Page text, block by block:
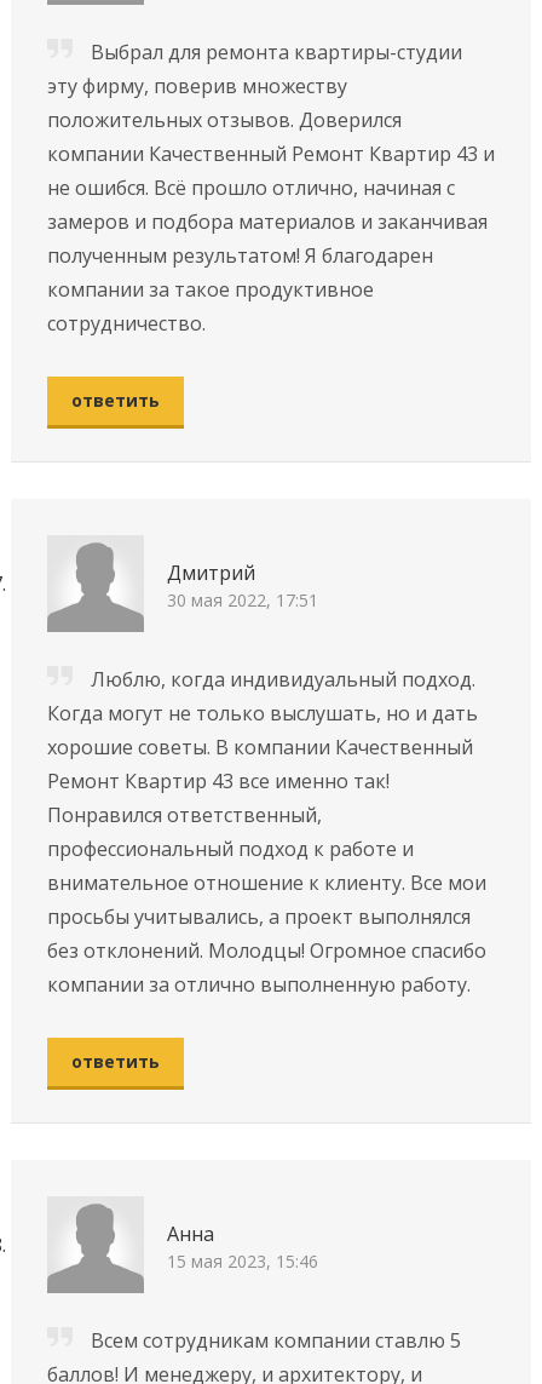
Выбрал для ремонта квартиры-студии
эту фирму, поверив множеству
положительных отзывов. Доверился
компании Качественный Ремонт Квартир 43 и
не ошибся. Всё прошло отлично, начиная с
замеров и подбора материалов и заканчивая
полученным результатом! Я благодарен
компании за такое продуктивное
сотрудничество.
ответить
Дмитрий
30 мая 2022, 17:51
Люблю, когда индивидуальный подход.
Когда могут не только выслушать, но и дать
хорошие советы. В компании Качественный
Ремонт Квартир 43 все именно так!
Понравился ответственный,
профессиональный подход к работе и
внимательное отношение к клиенту. Все мои
просьбы учитывались, а проект выполнялся
без отклонений. Молодцы! Огромное спасибо
компании за отлично выполненную работу.
ответить
Анна
15 мая 2023, 15:46
Всем сотрудникам компании ставлю 5
баллов! И менеджеру, и архитектору, и